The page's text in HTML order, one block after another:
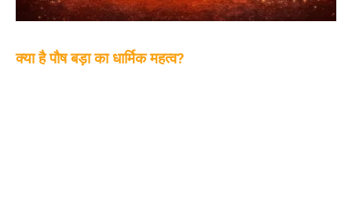
क्या है पौष बड़ा का धार्मिक महत्व?